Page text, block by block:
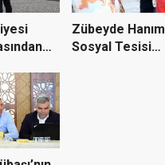
Zübeyde Hanım
Sosyal Tesisi